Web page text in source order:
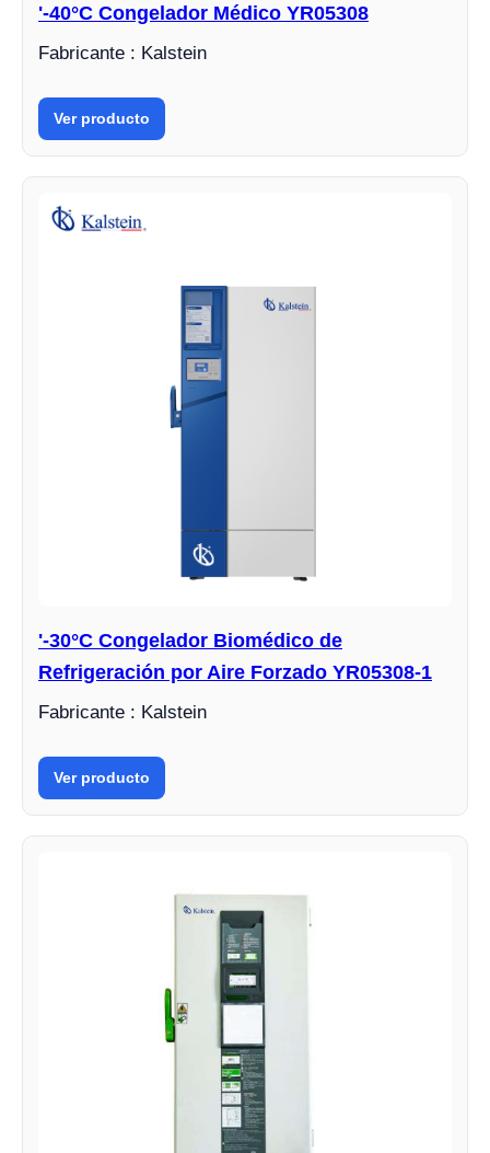
'-40°C Congelador Médico YR05308
Fabricante : Kalstein
Ver producto
'-30°C Congelador Biomédico de
Refrigeración por Aire Forzado YR05308-1
Fabricante : Kalstein
Ver producto